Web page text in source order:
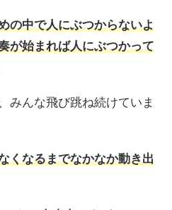
の中で人にぶつからないよ
が始まれば人にぶつかって
みんな飛び跳ね続けていま
くなるまでなかなか動き出